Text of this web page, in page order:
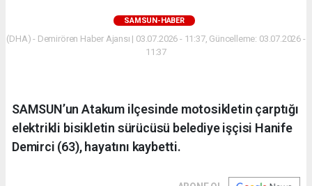
SAMSUN-HABER
(DHA) - Demirören Haber Ajansı | 03.07.2026 - 11:37, Güncelleme: 03.07.2026 -
11:37
SAMSUN’un Atakum ilçesinde motosikletin çarptığı
elektrikli bisikletin sürücüsü belediye işçisi Hanife
Demirci (63), hayatını kaybetti.